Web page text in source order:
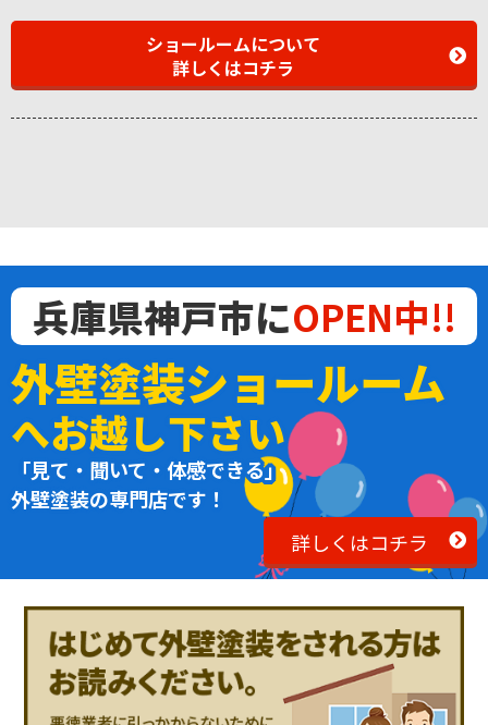
ショールームについて
詳しくはコチラ
兵庫県神戸市にOPEN中!!
外壁塗装ショールーム
へお越し下さい
「見て・聞いて・体感できる」
外壁塗装の専門店です！
詳しくはコチラ